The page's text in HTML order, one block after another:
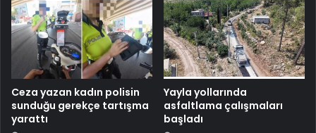
Ceza yazan kadın polisin
sunduğu gerekçe tartışma
yarattı
Yayla yollarında
asfaltlama çalışmaları
başladı